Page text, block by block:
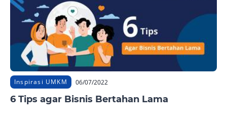
Inspirasi UMKM 06/07/2022
6 Tips agar Bisnis Bertahan Lama